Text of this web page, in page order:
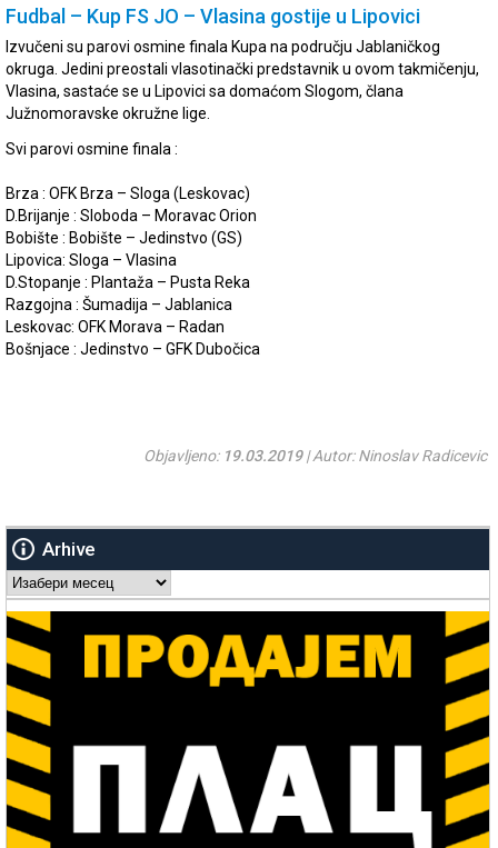
Fudbal – Kup FS JO – Vlasina gostije u Lipovici
Izvučeni su parovi osmine finala Kupa na području Jablaničkog
okruga. Jedini preostali vlasotinački predstavnik u ovom takmičenju,
Vlasina, sastaće se u Lipovici sa domaćom Slogom, člana
Južnomoravske okružne lige.
Svi parovi osmine finala :
Brza : OFK Brza – Sloga (Leskovac)
D.Brijanje : Sloboda – Moravac Orion
Bobište : Bobište – Jedinstvo (GS)
Lipovica: Sloga – Vlasina
D.Stopanje : Plantaža – Pusta Reka
Razgojna : Šumadija – Jablanica
Leskovac: OFK Morava – Radan
Bošnjace : Jedinstvo – GFK Dubočica
Objavljeno: 19.03.2019| Autor: Ninoslav Radicevic
Arhive
Arhive